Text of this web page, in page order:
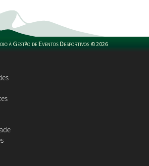
à Gestão de Eventos Desportivos ©2026